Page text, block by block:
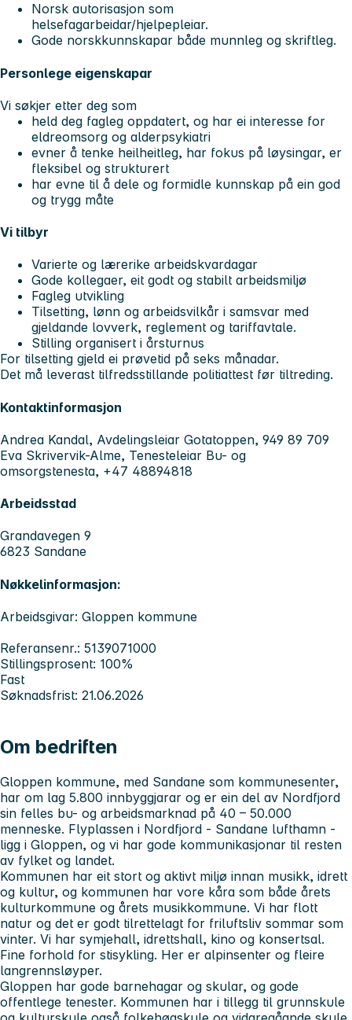
Norsk autorisasjon som
helsefagarbeidar/hjelpepleiar.
Gode norskkunnskapar både munnleg og skriftleg.
Personlege eigenskapar
Vi søkjer etter deg som
held deg fagleg oppdatert, og har ei interesse for
eldreomsorg og alderpsykiatri
evner å tenke heilheitleg, har fokus på løysingar, er
fleksibel og strukturert
har evne til å dele og formidle kunnskap på ein god
og trygg måte
Vi tilbyr
Varierte og lærerike arbeidskvardagar
Gode kollegaer, eit godt og stabilt arbeidsmiljø
Fagleg utvikling
Tilsetting, lønn og arbeidsvilkår i samsvar med
gjeldande lovverk, reglement og tariffavtale.
Stilling organisert i årsturnus
For tilsetting gjeld ei prøvetid på seks månadar.
Det må leverast tilfredsstillande politiattest før tiltreding.
Kontaktinformasjon
Andrea Kandal, Avdelingsleiar Gotatoppen, 949 89 709
Eva Skrivervik-Alme, Tenesteleiar Bu- og
omsorgstenesta, +47 48894818
Arbeidsstad
Grandavegen 9
6823 Sandane
Nøkkelinformasjon:
Arbeidsgivar: Gloppen kommune
Referansenr.: 5139071000
Stillingsprosent: 100%
Fast
Søknadsfrist: 21.06.2026
Om bedriften
Gloppen kommune, med Sandane som kommunesenter,
har om lag 5.800 innbyggjarar og er ein del av Nordfjord
sin felles bu- og arbeidsmarknad på 40 – 50.000
menneske. Flyplassen i Nordfjord - Sandane lufthamn -
ligg i Gloppen, og vi har gode kommunikasjonar til resten
av fylket og landet.
Kommunen har eit stort og aktivt miljø innan musikk, idrett
og kultur, og kommunen har vore kåra som både årets
kulturkommune og årets musikkommune. Vi har flott
natur og det er godt tilrettelagt for friluftsliv sommar som
vinter. Vi har symjehall, idrettshall, kino og konsertsal.
Fine forhold for stisykling. Her er alpinsenter og fleire
langrennsløyper.
Gloppen har gode barnehagar og skular, og gode
offentlege tenester. Kommunen har i tillegg til grunnskule